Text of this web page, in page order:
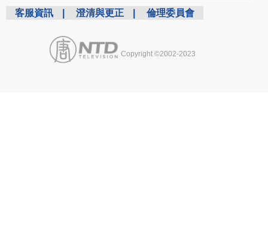
客服資訊 澄清與更正 倫理委員會
Copyright ©2002-2023